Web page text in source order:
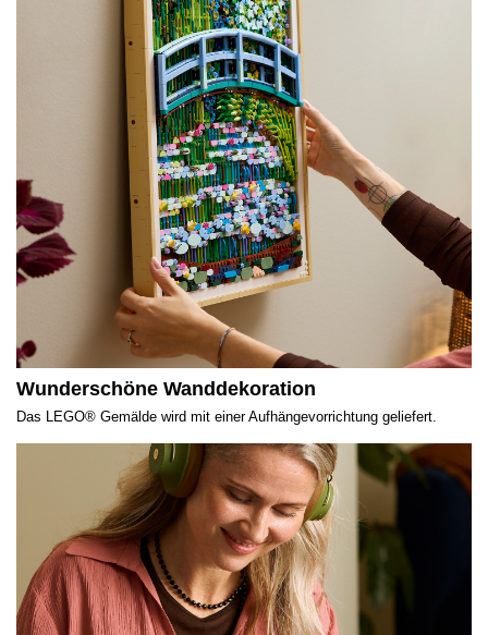
Wunderschöne Wanddekoration
Das LEGO® Gemälde wird mit einer Aufhängevorrichtung geliefert.